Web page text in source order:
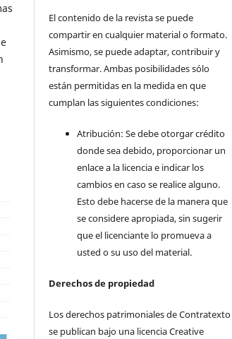
El contenido de la revista se puede
compartir en cualquier material o formato.
Asimismo, se puede adaptar, contribuir y
transformar. Ambas posibilidades sólo
están permitidas en la medida en que
cumplan las siguientes condiciones:
Atribución: Se debe otorgar crédito
donde sea debido, proporcionar un
enlace a la licencia e indicar los
cambios en caso se realice alguno.
Esto debe hacerse de la manera que
se considere apropiada, sin sugerir
que el licenciante lo promueva a
usted o su uso del material.
Derechos de propiedad
Los derechos patrimoniales de Contratexto
se publican bajo una licencia Creative